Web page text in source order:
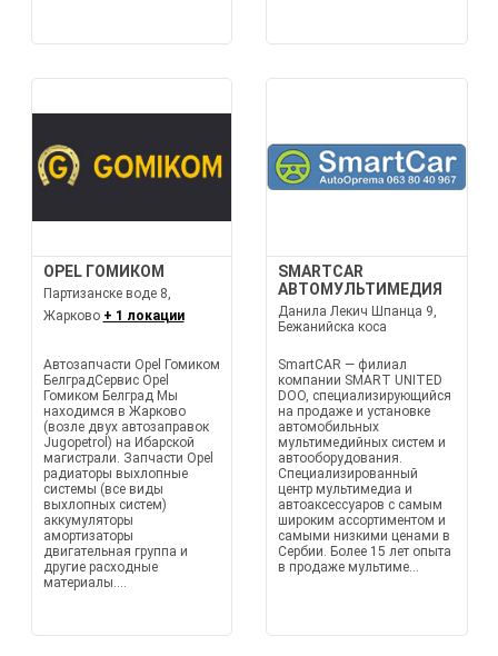
OPEL ГОМИКОМ
Партизанске воде 8,
Жарково + 1 локации
Автозапчасти Opel Гомиком
БелградСервис Opel
Гомиком Белград Мы
находимся в Жарково
(возле двух автозаправок
Jugopetrol) на Ибарской
магистрали. Запчасти Opel
радиаторы выхлопные
системы (все виды
выхлопных систем)
аккумуляторы
амортизаторы
двигательная группа и
другие расходные
материалы....
SMARTCAR
АВТОМУЛЬТИМЕДИЯ
Данила Лекич Шпанца 9,
Бежанийска коса
SmartCAR — филиал
компании SMART UNITED
DOO, специализирующийся
на продаже и установке
автомобильных
мультимедийных систем и
автооборудования.
Специализированный
центр мультимедиа и
автоаксессуаров с самым
широким ассортиментом и
самыми низкими ценами в
Сербии. Более 15 лет опыта
в продаже мультиме...